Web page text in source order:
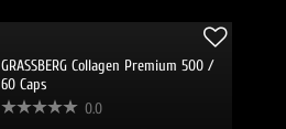
GRASSBERG Collagen Premium 500 /
60 Caps
0.0